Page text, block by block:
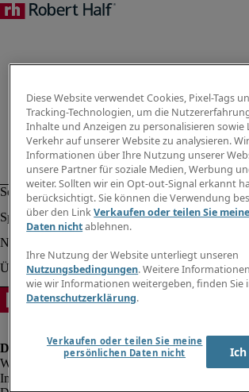
Impressum
Diese Website verwendet Cookies, Pixel-Tags
Tracking-Technologien, um die
Inhalte und Anzeigen zu personalisieren sowie
Verkehr auf unserer Website zu analysieren.
Informationen über Ihre Nutzung unserer
unsere Partner für soziale Medien, Werbung
weiter. Sollten wir ein Opt-out-Signal erkannt
berücksichtigt. Sie können die Verwendung
über den LinkVerkaufen oder teilen Sie
Daten nichtablehnen.
Ihre Nutzung der Website unterliegt unseren
Nutzungsbedingungen. Weitere
wie wir Informationen weitergeben, finden Sie
Datenschutzerklärung.
Verkaufen oder teilen Sie meine
persönlichen Daten nicht